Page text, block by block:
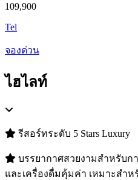
109,900
Tel
จองด่วน
ไฮไลท์
รีสอร์ทระดับ 5 Stars Luxury
บรรยากาศสวยงามสำหรับ
และเครื่องดื่มคุ้มค่า เหมาะสำ